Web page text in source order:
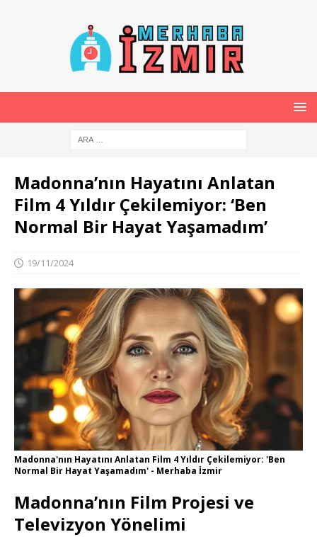
Madonna’nın Hayatını Anlatan
Film 4 Yıldır Çekilemiyor: ‘Ben
Normal Bir Hayat Yaşamadım’
19/11/2024
Madonna'nın Hayatını Anlatan Film 4 Yıldır Çekilemiyor: 'Ben
Normal Bir Hayat Yaşamadım' - Merhaba İzmir
Madonna’nın Film Projesi ve
Televizyon Yönelimi